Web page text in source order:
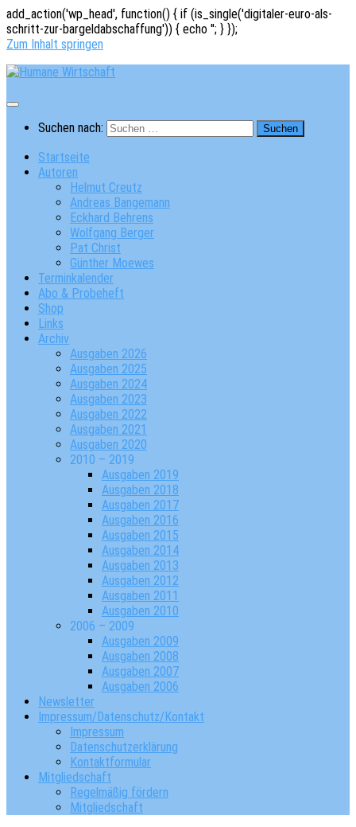
add_action('wp_head', function() { if (is_single('digitaler-euro-als-
schritt-zur-bargeldabschaffung')) { echo ''; } });
Zum Inhalt springen
Suchen nach:
Startseite
Autoren
Helmut Creutz
Andreas Bangemann
Eckhard Behrens
Wolfgang Berger
Pat Christ
Günther Moewes
Terminkalender
Abo & Probeheft
Shop
Links
Archiv
Ausgaben 2026
Ausgaben 2025
Ausgaben 2024
Ausgaben 2023
Ausgaben 2022
Ausgaben 2021
Ausgaben 2020
2010 – 2019
Ausgaben 2019
Ausgaben 2018
Ausgaben 2017
Ausgaben 2016
Ausgaben 2015
Ausgaben 2014
Ausgaben 2013
Ausgaben 2012
Ausgaben 2011
Ausgaben 2010
2006 – 2009
Ausgaben 2009
Ausgaben 2008
Ausgaben 2007
Ausgaben 2006
Newsletter
Impressum/Datenschutz/Kontakt
Impressum
Datenschutzerklärung
Kontaktformular
Mitgliedschaft
Regelmäßig fördern
Mitgliedschaft